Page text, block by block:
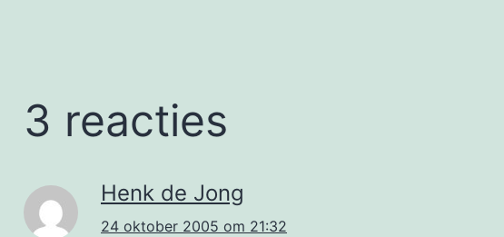
3 reacties
Henk de Jong
24 oktober 2005 om 21:32